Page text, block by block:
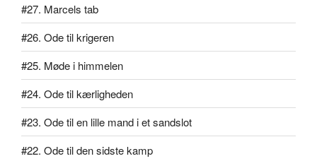
#27. Marcels tab
#26. Ode til krigeren
#25. Møde i himmelen
#24. Ode til kærligheden
#23. Ode til en lille mand i et sandslot
#22. Ode til den sidste kamp